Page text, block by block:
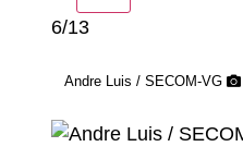
6/13
Andre Luis / SECOM-VG